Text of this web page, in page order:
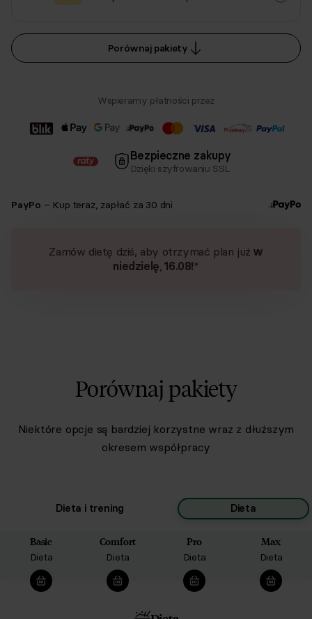
Porównaj pakiety
Wspieramy płatności przez
Bezpieczne zakupy
Dzięki szyfrowaniu SSL
PayPo – Kup teraz, zapłać za 30 dni
Zamów dietę dziś, aby otrzymać plan już w
niedzielę, 16.08!*
Porównaj pakiety
Niektóre opcje są bardziej korzystne wraz z dłuższym
okresem współpracy
Dieta i trening Dieta
Basic
Dieta
Comfort
Dieta
Pro
Dieta
Max
Dieta